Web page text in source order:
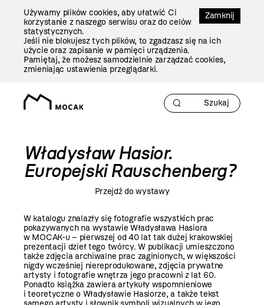
Zamknij
Używamy plików cookies, aby ułatwić Ci
korzystanie z naszego serwisu oraz do celów
statystycznych.
Jeśli nie blokujesz tych plików, to zgadzasz się na ich
użycie oraz zapisanie w pamięci urządzenia.
Pamiętaj, że możesz samodzielnie zarządzać cookies,
zmieniając ustawienia przeglądarki.
Władysław Hasior.
Europejski Rauschenberg?
Przejdź do wystawy
W katalogu znalazły się fotografie wszystkich prac
pokazywanych na wystawie Władysława Hasiora
w MOCAK-u – pierwszej od 40 lat tak dużej krakowskiej
prezentacji dzieł tego twórcy. W publikacji umieszczono
także zdjęcia archiwalne prac zaginionych, w większości
nigdy wcześniej niereprodukowane, zdjęcia prywatne
artysty i fotografie wnętrza jego pracowni z lat 60.
Ponadto książka zawiera artykuły wspomnieniowe
i teoretyczne o Władysławie Hasiorze, a także tekst